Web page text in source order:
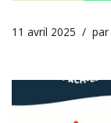
11 avril 2025 par